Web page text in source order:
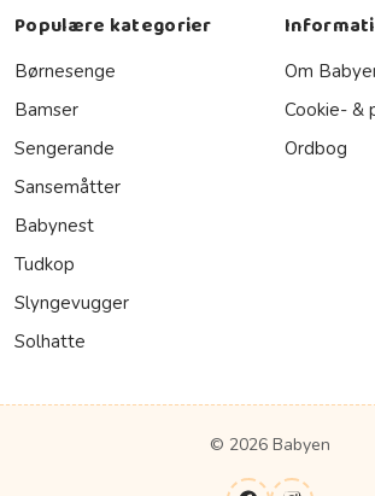
Populære kategorier
Børnesenge
Bamser
Sengerande
Sansemåtter
Babynest
Tudkop
Slyngevugger
Solhatte
Om
Cookie- &
Ordbog
© 2026 Babyen